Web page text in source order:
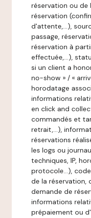
réservation ou
réservation
d'attente,…),
passage,
réservation à
effectuée,…),
si un client a
no-show » / «
horodatage
informations
en click and
commandés et
retrait,…),
réservations
les logs ou
techniques, IP,
protocole…),
de la réservation,
demande de
informations
prépaiement ou